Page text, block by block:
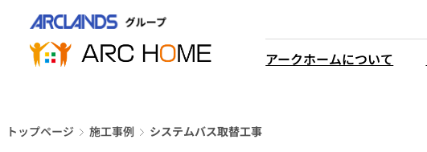
プ
アークホームについて
営業時間は
平日9時から18時までと
なっております
トップページ 施工事例 システムバス取替工事